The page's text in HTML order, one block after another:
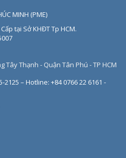
MINH (PME)
tại Sở KHĐT Tp HCM.
Tây Thạnh - Quận Tân Phú - TP HCM
2125 – Hotline: +84 0766 22 6161 -